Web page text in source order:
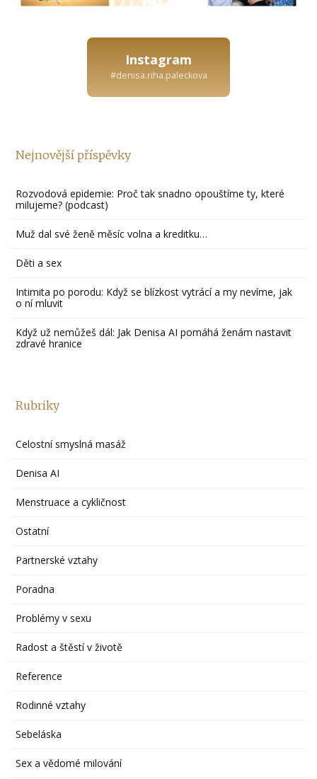
Instagram
#denisa.riha.paleckova
Nejnovější příspěvky
Rozvodová epidemie: Proč tak snadno opouštíme ty, které
milujeme? (podcast)
Muž dal své ženě měsíc volna a kreditku…
Děti a sex
Intimita po porodu: Když se blízkost vytrácí a my nevíme, jak
o ní mluvit
Když už nemůžeš dál: Jak Denisa AI pomáhá ženám nastavit
zdravé hranice
Rubriky
Celostní smyslná masáž
Denisa AI
Menstruace a cykličnost
Ostatní
Partnerské vztahy
Poradna
Problémy v sexu
Radost a štěstí v životě
Reference
Rodinné vztahy
Sebeláska
Sex a vědomé milování